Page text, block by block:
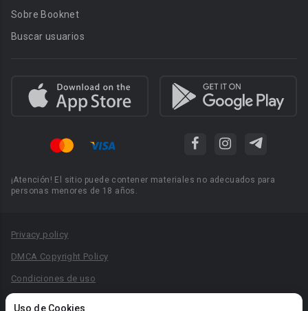
Uso de Cookies
Sobre Booknet
Buscar usuarios
¡Atención! El sitio puede contener materiales no adecuados para
personas menores de 18 años.
Privacy policy
DMCA Copyright Policy
Condiciones de uso